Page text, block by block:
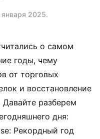
января 2025.
о самом
годы, чему
от торговых
и восстановление
Давайте разберем
дня:
Рекордный год